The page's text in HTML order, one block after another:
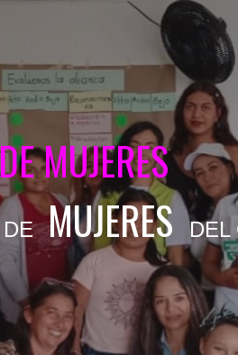
Skip to navigation
MUJERES
DE MUJERES DEL